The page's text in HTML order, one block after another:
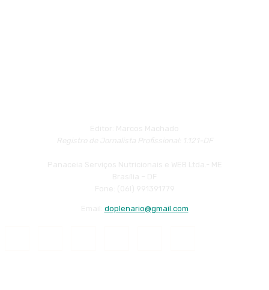
doplenario@gmail.com